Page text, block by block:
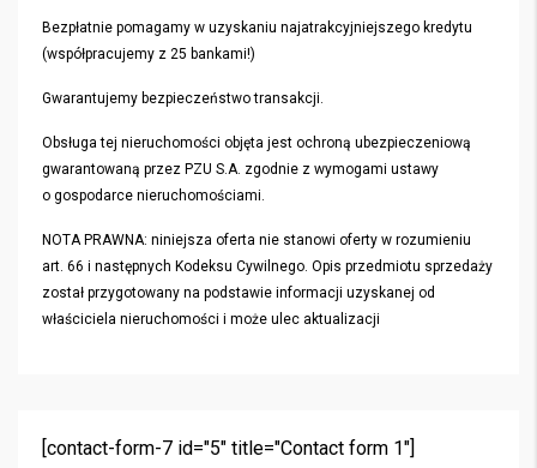
Bezpłatnie pomagamy w uzyskaniu najatrakcyjniejszego kredytu
(współpracujemy z 25 bankami!)
Gwarantujemy bezpieczeństwo transakcji.
Obsługa tej nieruchomości objęta jest ochroną ubezpieczeniową
gwarantowaną przez PZU S.A. zgodnie z wymogami ustawy
o gospodarce nieruchomościami.
NOTA PRAWNA: niniejsza oferta nie stanowi oferty w rozumieniu
art. 66 i następnych Kodeksu Cywilnego. Opis przedmiotu sprzedaży
został przygotowany na podstawie informacji uzyskanej od
właściciela nieruchomości i może ulec aktualizacji
[contact-form-7 id="5" title="Contact form 1"]